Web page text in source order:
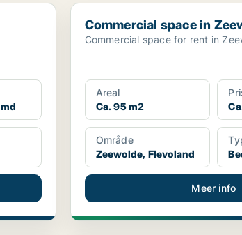
Commercial space in Zeewolde,
Commercial space in
Commercial space for rent in
Areal
Ca. 95 m2
Område
Zeewolde, Flevoland
Meer info